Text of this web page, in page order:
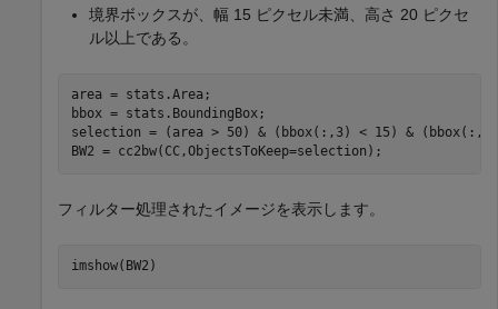
境界ボックスが、幅 15 ピクセル未満、高さ 20 ピクセ
ル以上である。
area = stats.Area;
bbox = stats.BoundingBox;
selection = (area > 50) & (bbox(:,3) < 15) &
BW2 = cc2bw(CC,ObjectsToKeep=selection);
フィルター処理されたイメージを表示します。
imshow(BW2)